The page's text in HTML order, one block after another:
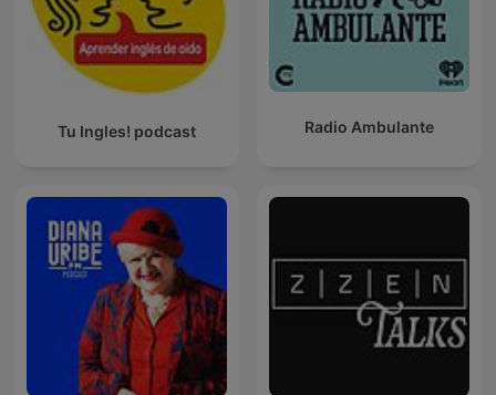
Tu Ingles! podcast Radio Ambulante